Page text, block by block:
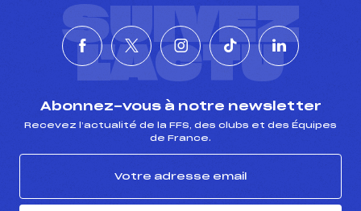
SUIVEZ
L'ACTU
Abonnez-vous à notre newsletter
Recevez l’actualité de la FFS, des clubs et des Équipes
de France.